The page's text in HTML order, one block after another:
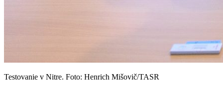
Testovanie v Nitre. Foto: Henrich Mišovič/TASR